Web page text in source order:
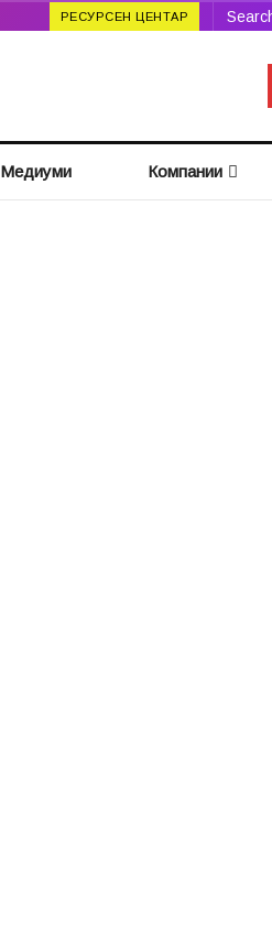
РЕСУРСЕН ЦЕНТАР
Медиуми Компании